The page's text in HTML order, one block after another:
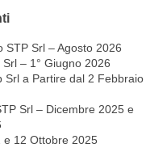
STP Srl – Agosto 2026
– 1° Giugno 2026
Srl a Partire dal 2 Febbraio
Srl – Dicembre 2025 e
e 12 Ottobre 2025